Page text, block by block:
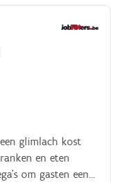
en eten
om gasten een